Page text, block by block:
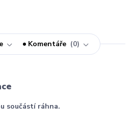
Komentáře 0
součástí ráhna.